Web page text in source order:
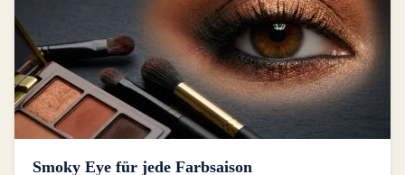
Smoky Eye für jede Farbsaison